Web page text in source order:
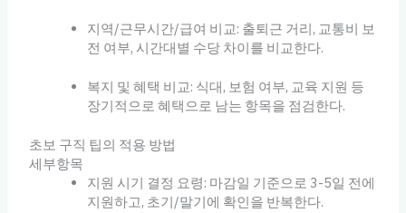
지역/근무시간/급여 비교: 출퇴근 거리, 교통비 보
전 여부, 시간대별 수당 차이를 비교한다.
복지 및 혜택 비교: 식대, 보험 여부, 교육 지원 등
장기적으로 혜택으로 남는 항목을 점검한다.
초보 구직 팁의 적용 방법
세부항목
지원 시기 결정 요령: 마감일 기준으로 3-5일 전에
지원하고, 초기/말기에 확인을 반복한다.